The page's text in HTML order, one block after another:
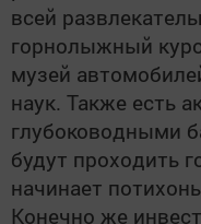
всей
горнолыжный
музей
наук. Также есть
глубоководными
будут проходить
начинает
Конечно же